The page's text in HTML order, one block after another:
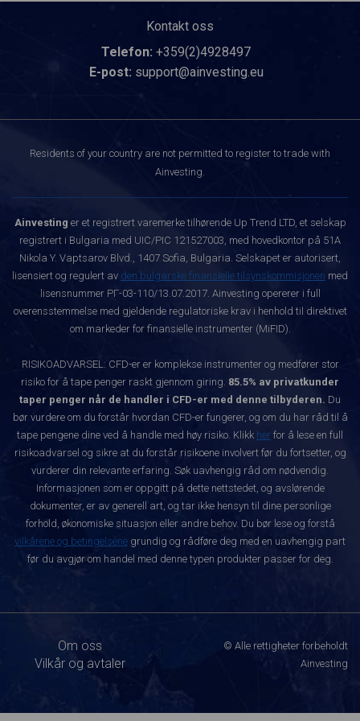
Kontakt oss
Telefon: +359(2)4928497
E-post: support@ainvesting.eu
Residents of your country are not permitted to register to trade with
Ainvesting.
Ainvesting er et registrert varemerke tilhørende Up Trend LTD, et selskap
registrert i Bulgaria med UIC/PIC 121527003, med hovedkontor på 51A
Nikola Y. Vaptsarov Blvd., 1407 Sofia, Bulgaria. Selskapet er autorisert,
lisensiert og regulert av den bulgarske finansielle tilsynskommisjonen med
lisensnummer РГ-03-110/13.07.2017. Ainvesting opererer i full
overensstemmelse med gjeldende regulatoriske krav i henhold til direktivet
om markeder for finansielle instrumenter (MiFID).
RISIKOADVARSEL: CFD-er er komplekse instrumenter og medfører stor
risiko for å tape penger raskt gjennom giring. 85.5% av privatkunder
taper penger når de handler i CFD-er med denne tilbyderen. Du
bør vurdere om du forstår hvordan CFD-er fungerer, og om du har råd til å
tape pengene dine ved å handle med høy risiko. Klikk her for å lese en full
risikoadvarsel og sikre at du forstår risikoene involvert før du fortsetter, og
vurderer din relevante erfaring. Søk uavhengig råd om nødvendig.
Informasjonen som er oppgitt på dette nettstedet, og avslørende
dokumenter, er av generell art, og tar ikke hensyn til dine personlige
forhold, økonomiske situasjon eller andre behov. Du bør lese og forstå
vilkårene og betingelsene grundig og rådføre deg med en uavhengig part
før du avgjør om handel med denne typen produkter passer for deg.
Om oss
Vilkår og avtaler
© Alle rettigheter forbeholdt
Ainvesting